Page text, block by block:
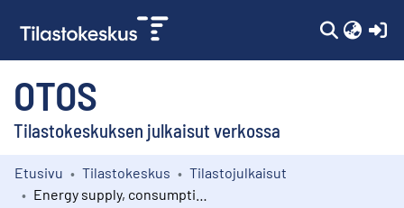
OTOS
Tilastokeskuksen julkaisut verkossa
Kokoelmat
Etusivu Tilastokeskus
Tilastojulkaisut